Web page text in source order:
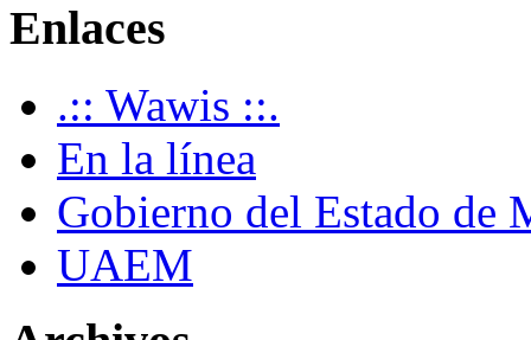
Enlaces
.:: Wawis ::.
En la línea
Gobierno del Estado de
UAEM